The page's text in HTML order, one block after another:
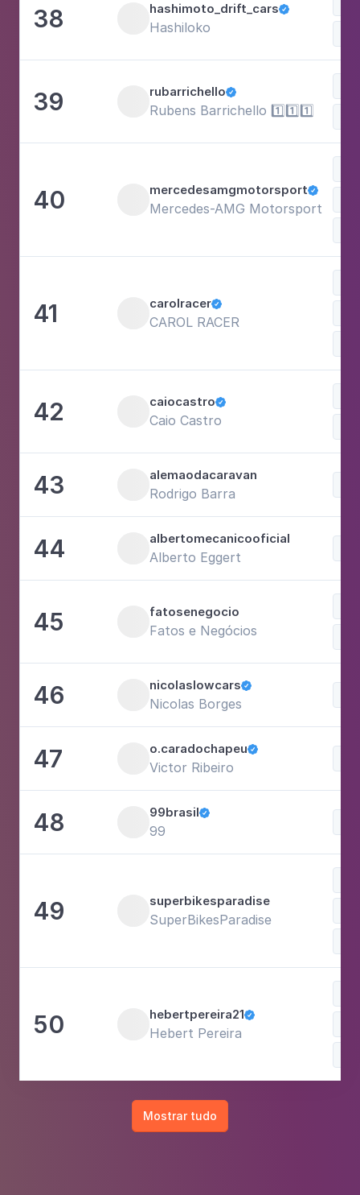
38 hashimoto_drift_cars
Hashiloko
39 rubarrichello
Rubens Barrichello 1️⃣1️⃣1️⃣
40 mercedesamgmotorsport
Mercedes-AMG Motorsport
41 carolracer
CAROL RACER
42 caiocastro
Caio Castro
43 alemaodacaravan
Rodrigo Barra
44 albertomecanicooficial
Alberto Eggert
45 fatosenegocio
Fatos e Negócios
46 nicolaslowcars
Nicolas Borges
47 o.caradochapeu
Victor Ribeiro
48 99brasil
99
49 superbikesparadise
SuperBikesParadise
50 hebertpereira21
Hebert Pereira
Mostrar tudo